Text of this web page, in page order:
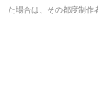
た場合は、その都度制作